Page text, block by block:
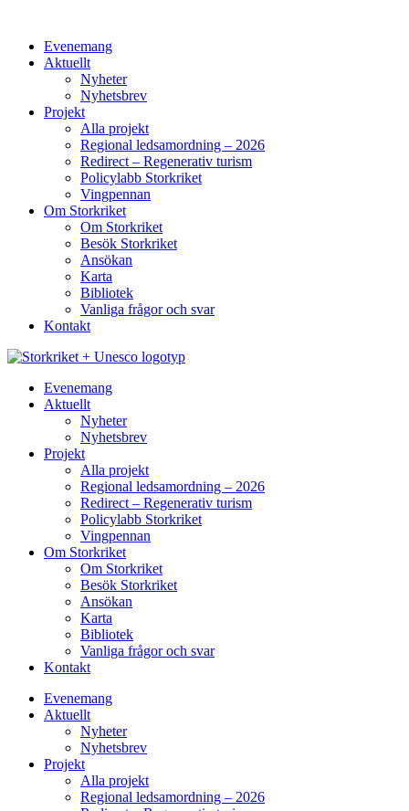
innehållEvenemang
Aktuellt
Nyheter
Nyhetsbrev
Projekt
Alla projekt
Regional ledsamordning – 2026
Redirect – Regenerativ turism
Policylabb Storkriket
Vingpennan
Om Storkriket
Om Storkriket
Besök Storkriket
Ansökan
Karta
Bibliotek
Vanliga frågor och svar
Kontakt
Evenemang
Aktuellt
Nyheter
Nyhetsbrev
Projekt
Alla projekt
Regional ledsamordning – 2026
Redirect – Regenerativ turism
Policylabb Storkriket
Vingpennan
Om Storkriket
Om Storkriket
Besök Storkriket
Ansökan
Karta
Bibliotek
Vanliga frågor och svar
Kontakt
Evenemang
Aktuellt
Nyheter
Nyhetsbrev
Projekt
Alla projekt
Regional ledsamordning – 2026